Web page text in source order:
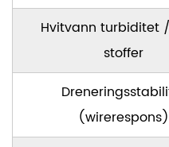
Hvitvann turbiditet
stoffer
(wirerespons)